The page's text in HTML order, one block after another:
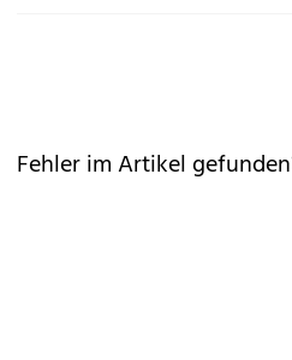
Fehler im Artikel